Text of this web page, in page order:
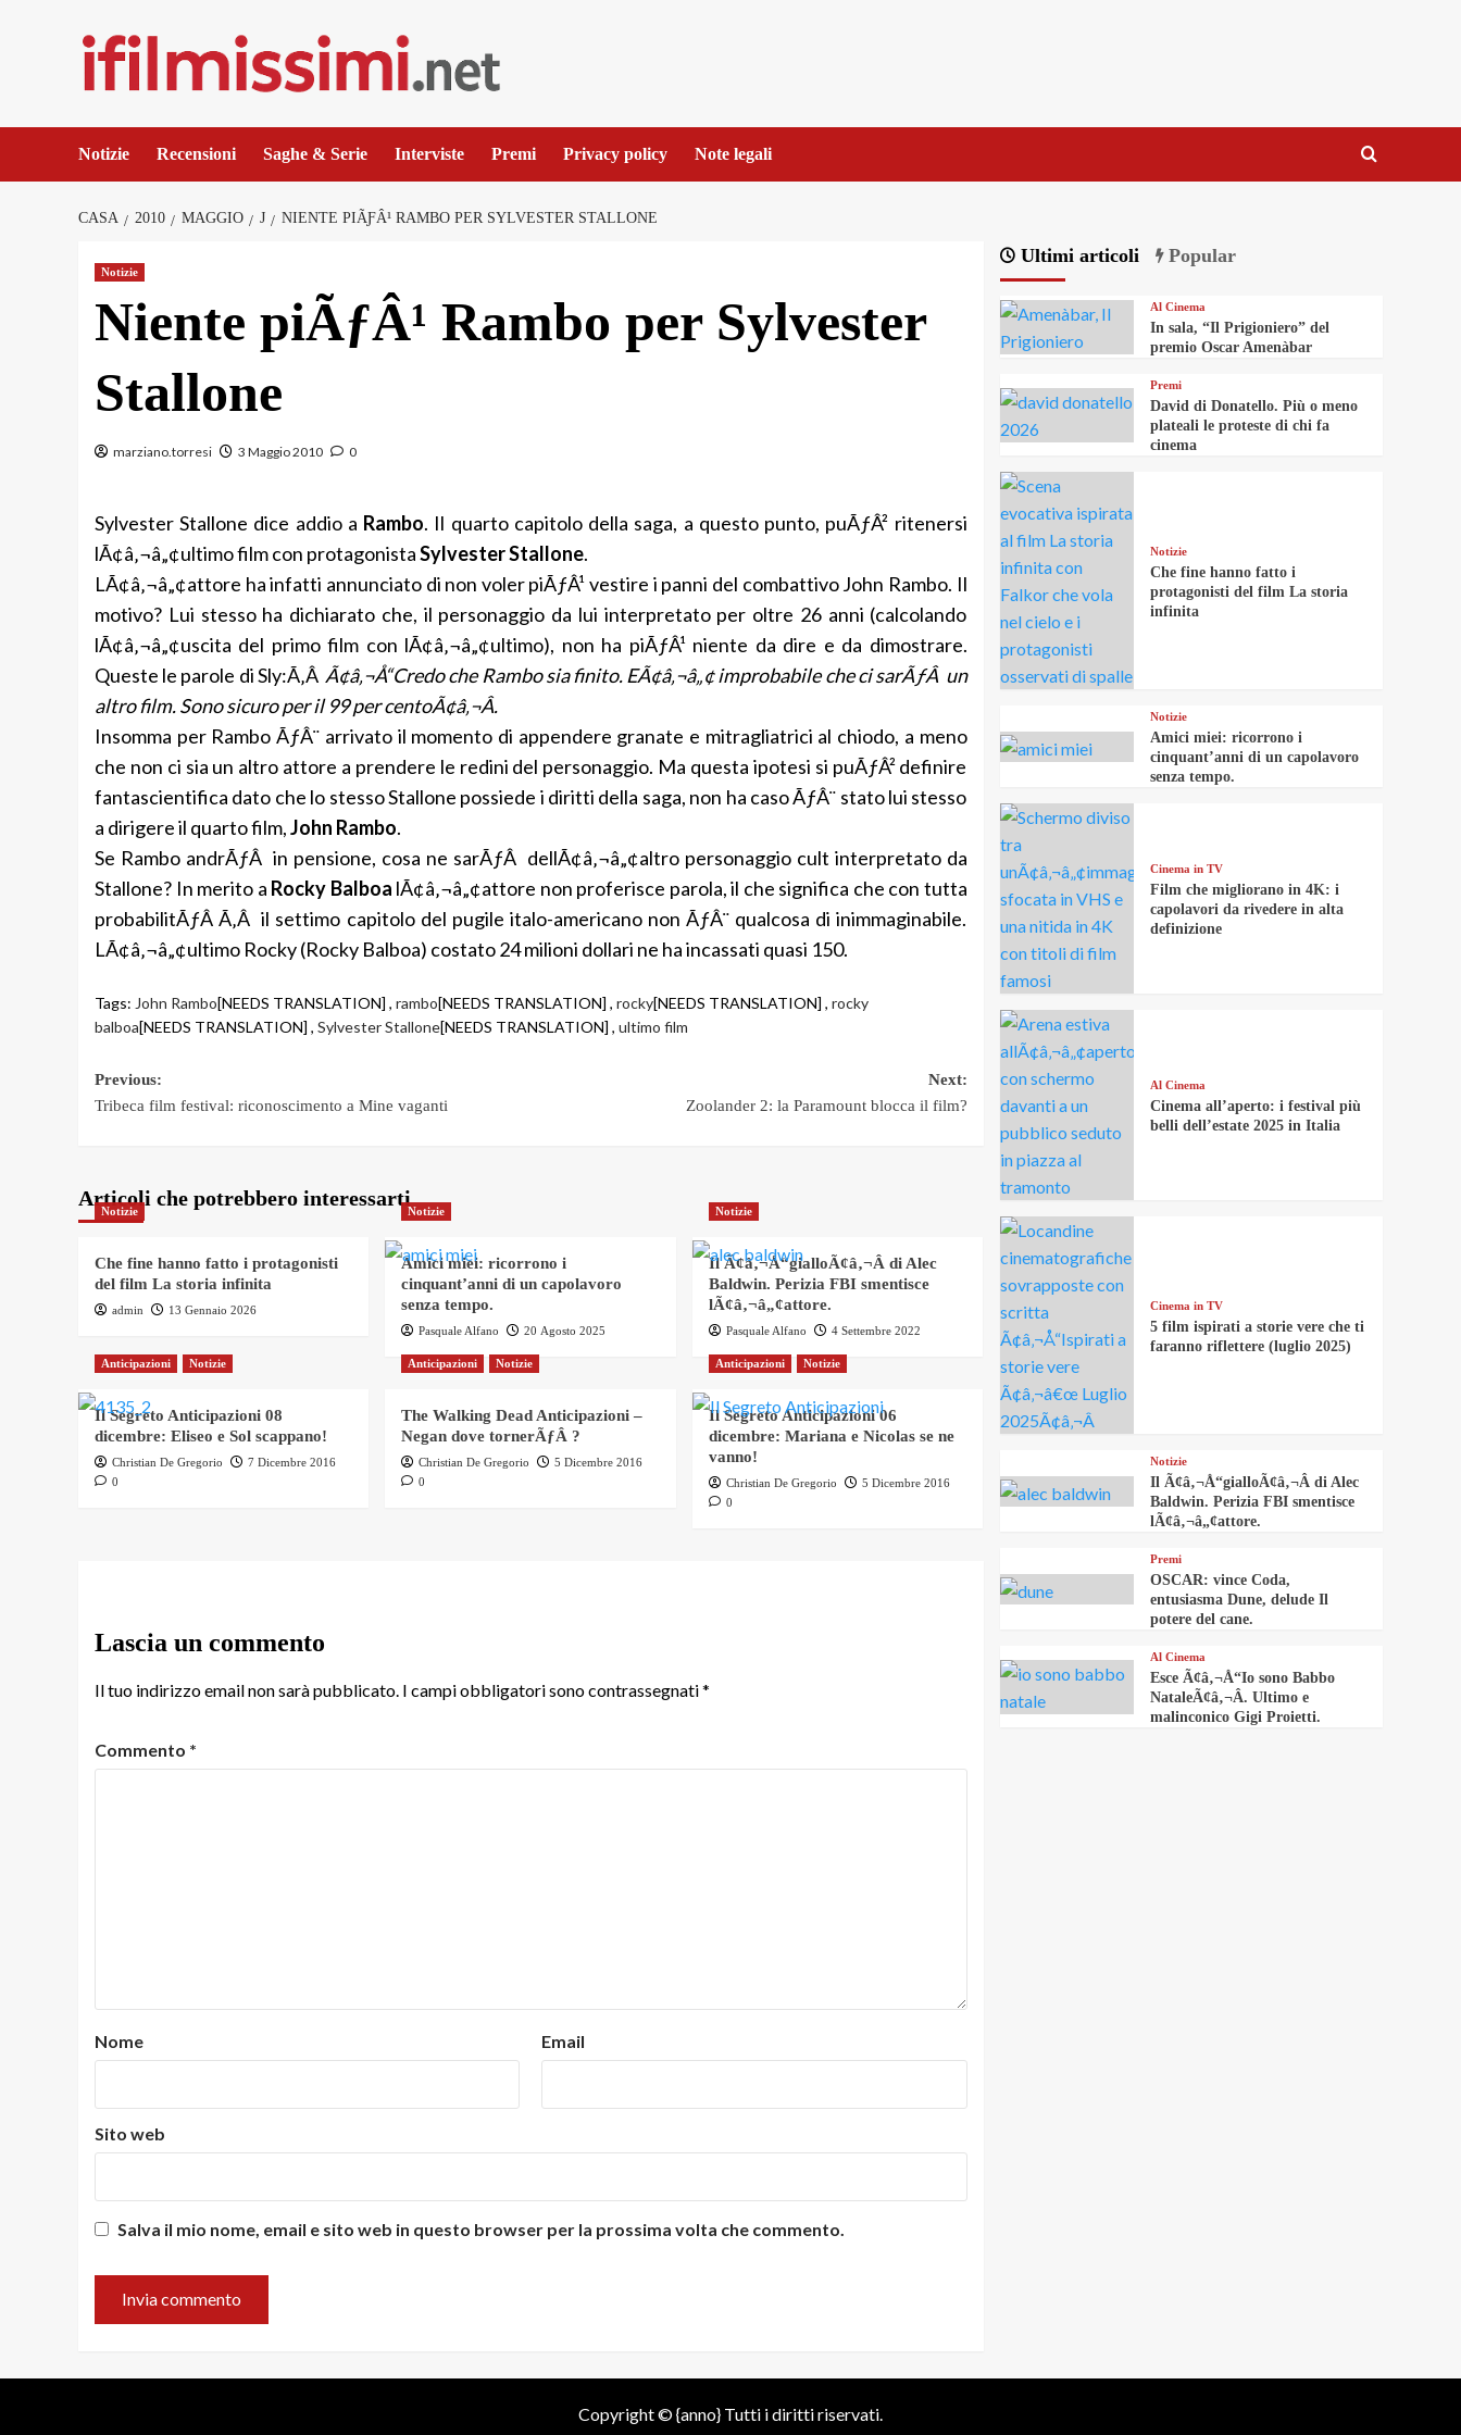
Notizie Recensioni Saghe & Serie Interviste Premi Privacy policy Note legali
CASA 2010 MAGGIO J NIENTE PIÃƑÂ¹ RAMBO PER SYLVESTER STALLONE
Notizie
Niente piÃƒÂ¹ Rambo per Sylvester
Stallone
marziano.torresi 3 Maggio 2010 0
Sylvester Stallone dice addio a Rambo. Il quarto capitolo della saga, a questo punto, puÃƒÂ² ritenersi
lÃ¢â‚¬â„¢ultimo film con protagonistaSylvester Stallone.
LÃ¢â‚¬â„¢attore ha infatti annunciato di non voler piÃƒÂ¹ vestire i panni del combattivo John Rambo. Il
motivo? Lui stesso ha dichiarato che, il personaggio da lui interpretato per oltre 26 anni (calcolando
lÃ¢â‚¬â„¢uscita del primo film con lÃ¢â‚¬â„¢ultimo), non ha piÃƒÂ¹ niente da dire e da dimostrare.
Queste le parole di Sly:Ã‚Â Ã¢â‚¬Å“Credo che Rambo sia finito. EÃ¢â‚¬â„¢ improbabile che ci sarÃƒÂ un
altro film. Sono sicuro per il 99 per centoÃ¢â‚¬Â.
Insomma per Rambo ÃƒÂ¨ arrivato il momento di appendere granate e mitragliatrici al chiodo, a meno
che non ci sia un altro attore a prendere le redini del personaggio. Ma questa ipotesi si puÃƒÂ² definire
fantascientifica dato che lo stesso Stallone possiede i diritti della saga, non ha caso ÃƒÂ¨ stato lui stesso
a dirigere il quarto film,John Rambo.
Se Rambo andrÃƒÂ in pensione, cosa ne sarÃƒÂ dellÃ¢â‚¬â„¢altro personaggio cult interpretato da
Stallone? In merito a Rocky Balboa lÃ¢â‚¬â„¢attore non proferisce parola, il che significa che con tutta
probabilitÃƒÂ Ã‚Â il settimo capitolo del pugile italo-americano non ÃƒÂ¨ qualcosa di inimmaginabile.
LÃ¢â‚¬â„¢ultimo Rocky (Rocky Balboa) costato 24 milioni dollari ne ha incassati quasi 150.
Tags: John Rambo[NEEDS TRANSLATION] , rambo[NEEDS TRANSLATION] , rocky[NEEDS TRANSLATION] , rocky
balboa[NEEDS TRANSLATION] , Sylvester Stallone[NEEDS TRANSLATION] , ultimo film
Post
Previous:
Tribeca film festival: riconoscimento a Mine vaganti
Next:
Zoolander 2: la Paramount blocca il film?
Articoli che potrebbero interessarti
Notizie
Che fine hanno fatto i protagonisti
del film La storia infinita
admin 13 Gennaio 2026
Notizie
Amici miei: ricorrono i
cinquant’anni di un capolavoro
senza tempo.
Pasquale Alfano 20 Agosto 2025
Notizie
Il Ã¢â‚¬Å“gialloÃ¢â‚¬Â di Alec
Baldwin. Perizia FBI smentisce
lÃ¢â‚¬â„¢attore.
Pasquale Alfano 4 Settembre 2022
Anticipazioni Notizie
Il Segreto Anticipazioni 08
dicembre: Eliseo e Sol scappano!
Christian De Gregorio
7 Dicembre 2016
0
Anticipazioni Notizie
The Walking Dead Anticipazioni –
Negan dove tornerÃƒÂ ?
Christian De Gregorio
5 Dicembre 2016
0
Anticipazioni Notizie
Il Segreto Anticipazioni 06
dicembre: Mariana e Nicolas se ne
vanno!
Christian De Gregorio
5 Dicembre 2016
0
Lascia un commento
Il tuo indirizzo email non sarà pubblicato. I campi obbligatori sono contrassegnati*
Commento *
Nome Email
Sito web
Salva il mio nome, email e sito web in questo browser per la prossima volta che commento.
Ultimi articoli Popular
Al Cinema
In sala, “Il Prigioniero” del
premio Oscar Amenàbar
Premi
David di Donatello. Più o meno
plateali le proteste di chi fa
cinema
Notizie
Che fine hanno fatto i
protagonisti del film La storia
infinita
Notizie
Amici miei: ricorrono i
cinquant’anni di un capolavoro
senza tempo.
Cinema in TV
Film che migliorano in 4K: i
capolavori da rivedere in alta
definizione
Al Cinema
Cinema all’aperto: i festival più
belli dell’estate 2025 in Italia
Cinema in TV
5 film ispirati a storie vere che ti
faranno riflettere (luglio 2025)
Notizie
Il Ã¢â‚¬Å“gialloÃ¢â‚¬Â di Alec
Baldwin. Perizia FBI smentisce
lÃ¢â‚¬â„¢attore.
Premi
OSCAR: vince Coda,
entusiasma Dune, delude Il
potere del cane.
Al Cinema
Esce Ã¢â‚¬Å“Io sono Babbo
NataleÃ¢â‚¬Â. Ultimo e
malinconico Gigi Proietti.
Copyright © {anno} Tutti i diritti riservati.